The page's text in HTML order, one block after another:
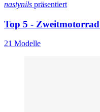
nastynils präsentiert
Top 5 -
21 Modelle